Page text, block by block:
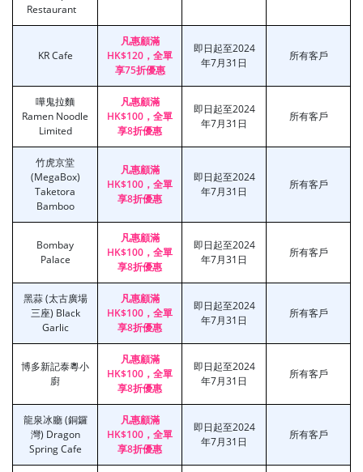
Restaurant
KR Cafe
凡惠顧滿
HK$120，全單
享75折優惠
即日起至2024
年7月31日
所有客戶
嘩鬼拉麵
Ramen Noodle
Limited
凡惠顧滿
HK$100，全單
享8折優惠
即日起至2024
年7月31日
所有客戶
竹虎京堂
(MegaBox)
Taketora
Bamboo
凡惠顧滿
HK$100，全單
享8折優惠
即日起至2024
年7月31日
所有客戶
Bombay
Palace
凡惠顧滿
HK$100，全單
享8折優惠
即日起至2024
年7月31日
所有客戶
黑蒜 (太古廣場
三座) Black
Garlic
凡惠顧滿
HK$100，全單
享8折優惠
即日起至2024
年7月31日
所有客戶
博多新記泰粵小
廚
凡惠顧滿
HK$100，全單
享8折優惠
即日起至2024
年7月31日
所有客戶
龍泉冰廳 (銅鑼
灣) Dragon
Spring Cafe
凡惠顧滿
HK$100，全單
享8折優惠
即日起至2024
年7月31日
所有客戶